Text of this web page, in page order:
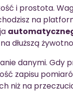
i prostota.
na
dłuższą
danymi. Gdy
zapisu
niż na